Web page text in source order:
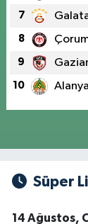
7
8
9
10
Süper
14 Ağustos,